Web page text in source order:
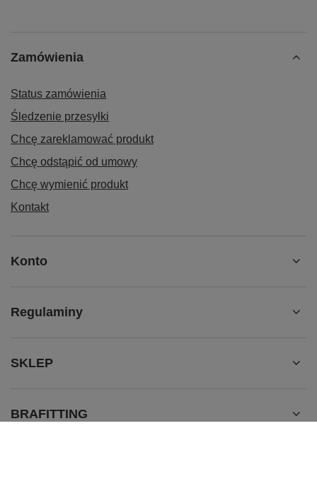
Zamówienia
Status zamówienia
Śledzenie przesyłki
Chcę zareklamować produkt
Chcę odstąpić od umowy
Chcę wymienić produkt
Kontakt
Konto
Regulaminy
SKLEP
BRAFITTING